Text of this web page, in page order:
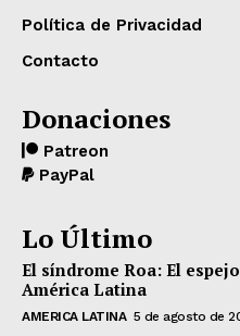
Política de Privacidad
Contacto
Donaciones
Patreon
PayPal
Lo Último
El síndrome Roa: El
América Latina
AMERICA LATINA 5 de agosto de